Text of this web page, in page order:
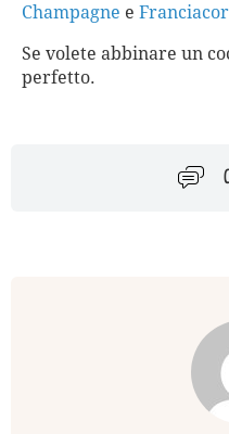
Champagne e
Se volete abbinare un
perfetto.